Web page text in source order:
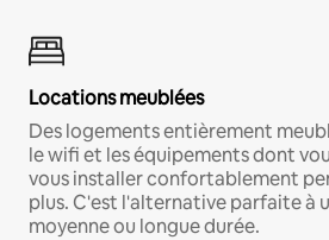
Locations meublées
Des logements entièrement
le wifi et les équipements dont
vous installer confortablement
plus. C'est l'alternative parfaite à
moyenne ou longue durée.